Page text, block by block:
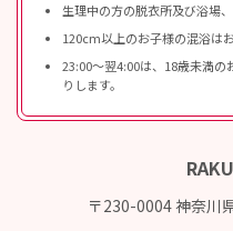
生理中の方の脱衣所及び浴場
120cm以上のお子様の混浴はお
23:00〜翌4:00は、18歳未満
りします。
〒230-0004 神奈川